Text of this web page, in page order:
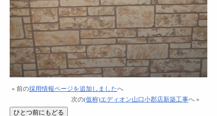
« 前の採用情報ページを追加しましたへ
次の(仮称)エディオン山口小郡店新築工事へ »